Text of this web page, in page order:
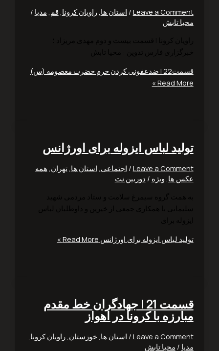
Leave a
/استان ها , راویان کرونا,قم,مدیا/
Read
لباس ایزوله برای اورژانس
Leave a
/اجتماعی , استان ها,تهران,همه
ویژه/دوربین.نت
لباس ایزوله برای اورژانس Read More »
قسمت 21 | جهادگران خط مقدم
با کرونا در اهواز
Leave a
/استان ها, خوزستان,راویان کرونا,
محیا تابش